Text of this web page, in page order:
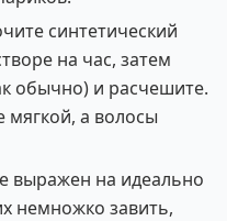
синтетический
на час, затем
обычно) и расчешите.
мягкой, а волосы
выражен на идеально
немножко завить,